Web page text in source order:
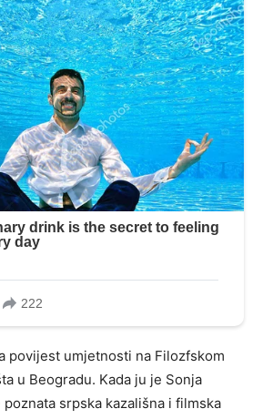
povijest umjetnosti na Filozfskom
u Beogradu. Kada ju je Sonja
srpska kazališna i filmska